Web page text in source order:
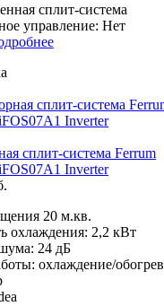
сплит-система
управление: Нет
сплит-система Ferrum
Inverter
20 м.кв.
охлаждения: 2,2 кВт
24 дБ
охлаждение/обогрев